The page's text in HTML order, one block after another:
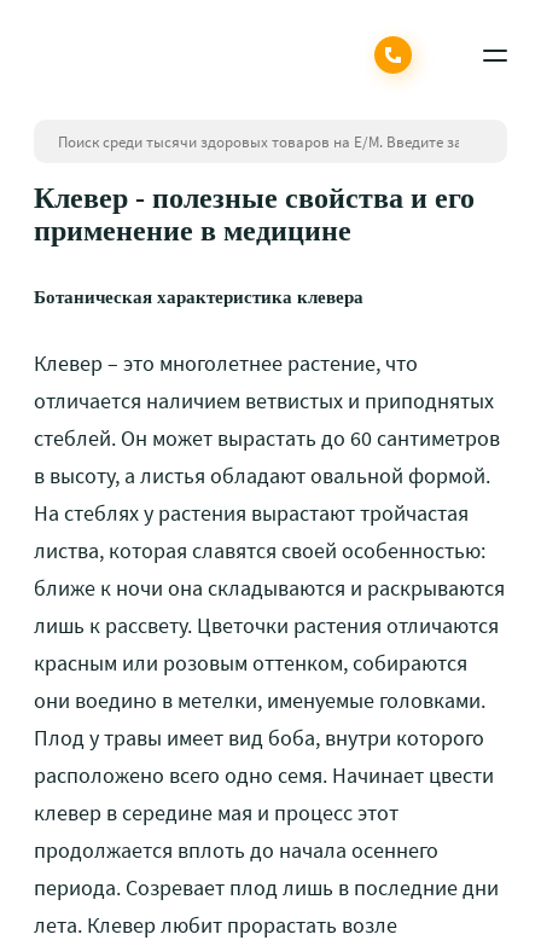
Клевер - полезные свойства и его
применение в медицине
Ботаническая характеристика клевера
Клевер – это многолетнее растение, что
отличается наличием ветвистых и приподнятых
стеблей. Он может вырастать до 60 сантиметров
в высоту, а листья обладают овальной формой.
На стеблях у растения вырастают тройчастая
листва, которая славятся своей особенностью:
ближе к ночи она складываются и раскрываются
лишь к рассвету. Цветочки растения отличаются
красным или розовым оттенком, собираются
они воедино в метелки, именуемые головками.
Плод у травы имеет вид боба, внутри которого
расположено всего одно семя. Начинает цвести
клевер в середине мая и процесс этот
продолжается вплоть до начала осеннего
периода. Созревает плод лишь в последние дни
лета. Клевер любит прорастать возле